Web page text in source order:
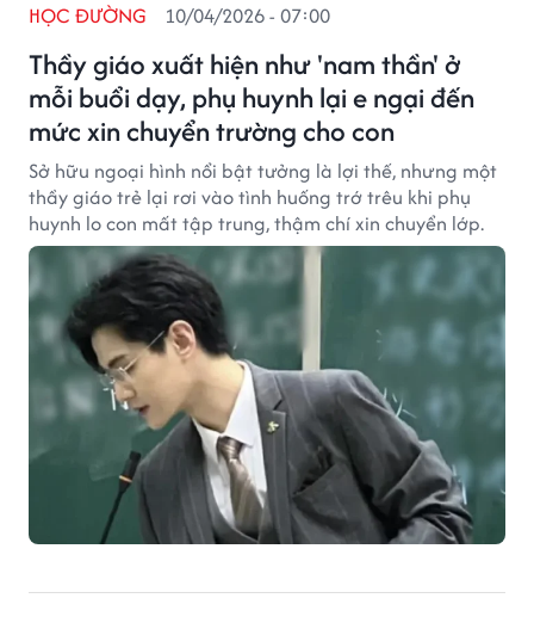
Thầy giáo xuất hiện như 'nam thần' ở
mỗi buổi dạy, phụ huynh lại e ngại đến
mức xin chuyển trường cho con
HỌC ĐƯỜNG 10/04/2026 - 07:00
Sở hữu ngoại hình nổi bật tưởng là lợi thế, nhưng một
thầy giáo trẻ lại rơi vào tình huống trớ trêu khi phụ
huynh lo con mất tập trung, thậm chí xin chuyển lớp.